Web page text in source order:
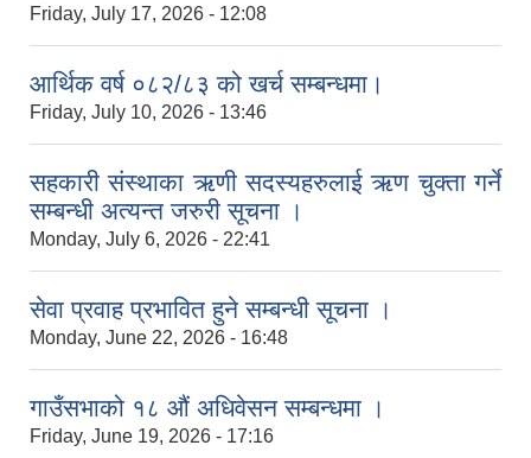
Friday, July 17, 2026 - 12:08
आर्थिक वर्ष ०८२/८३ को खर्च सम्बन्धमा।
Friday, July 10, 2026 - 13:46
सहकारी संस्थाका ऋणी सदस्यहरुलाई ऋण चुक्ता गर्ने
सम्बन्धी अत्यन्त जरुरी सूचना ।
Monday, July 6, 2026 - 22:41
सेवा प्रवाह प्रभावित हुने सम्बन्धी सूचना ।
Monday, June 22, 2026 - 16:48
गाउँसभाको १८ औं अधिवेसन सम्बन्धमा ।
Friday, June 19, 2026 - 17:16